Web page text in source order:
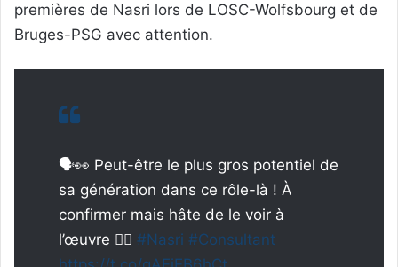
premières de Nasri lors de LOSC-Wolfsbourg et de
Bruges-PSG avec attention.
🗣👀 Peut-être le plus gros potentiel de
sa génération dans ce rôle-là ! À
confirmer mais hâte de le voir à
l’œuvre 👍🏼 #Nasri #Consultant